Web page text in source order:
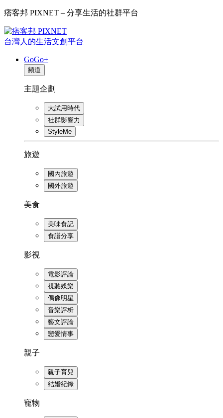
痞客邦 PIXNET – 分享生活的社群平台
台灣人的生活文創平台
GoGo+
頻道
主題企劃
大試用時代
社群影響力
StyleMe
旅遊
國內旅遊
國外旅遊
美食
美味食記
食譜分享
影視
電影評論
視聽娛樂
偶像明星
音樂評析
藝文評論
戀愛情事
親子
親子育兒
結婚紀錄
寵物